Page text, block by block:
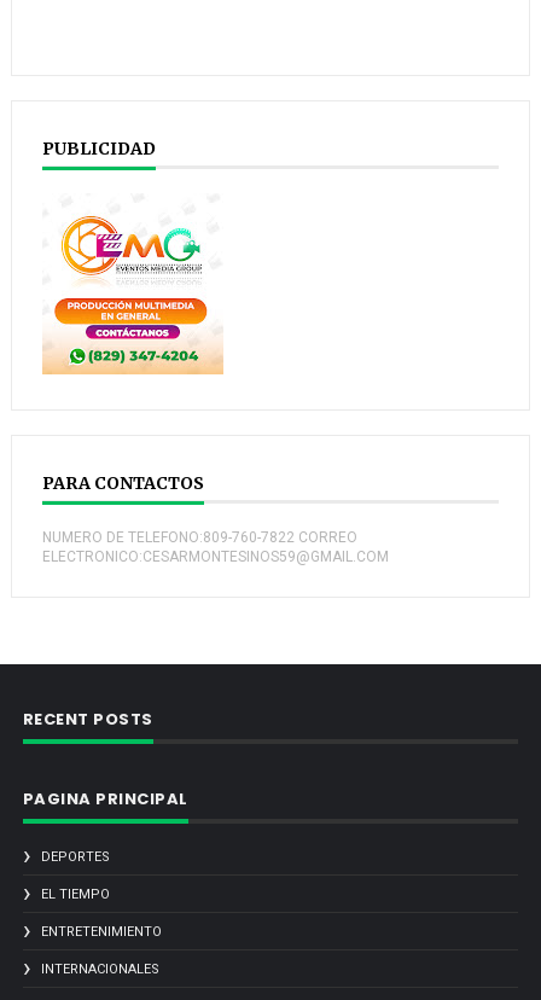
PUBLICIDAD
PARA CONTACTOS
NUMERO DE TELEFONO:809-760-7822 CORREO
ELECTRONICO:CESARMONTESINOS59@GMAIL.COM
RECENT POSTS
PAGINA PRINCIPAL
DEPORTES
EL TIEMPO
ENTRETENIMIENTO
INTERNACIONALES